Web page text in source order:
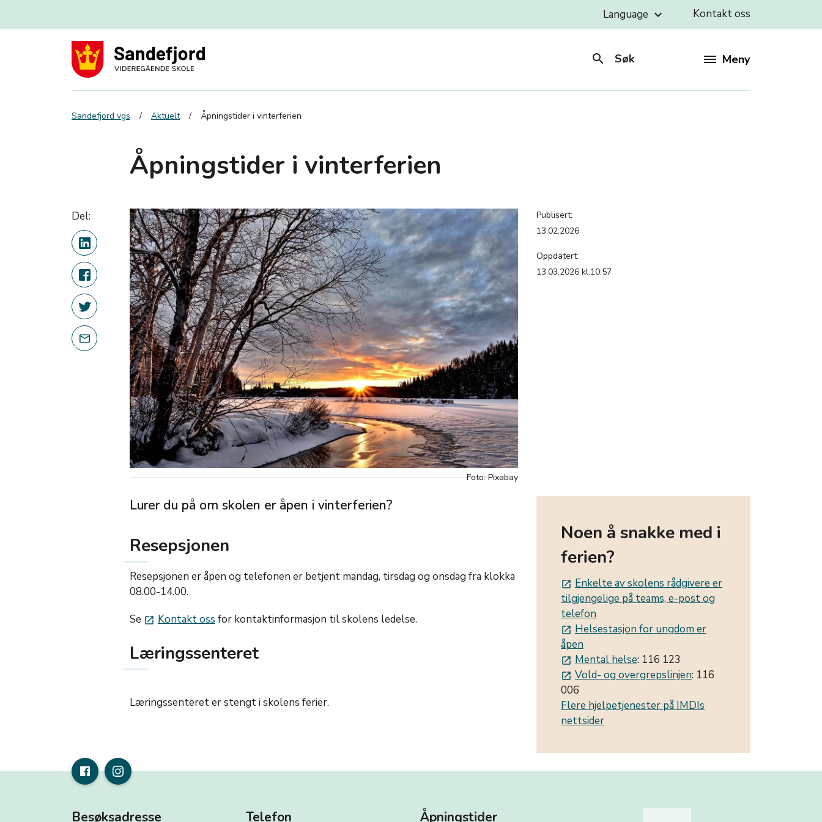
Language keyboard_arrow_down Kontakt oss
search Søk Meny
Sandefjord vgs Aktuelt Åpningstider i vinterferien
Åpningstider i vinterferien
Del:
Foto: Pixabay
Publisert:
13.02.2026
Oppdatert:
13.03.2026 kl.10:57
Lurer du på om skolen er åpen i vinterferien?
Resepsjonen
Resepsjonen er åpen og telefonen er betjent mandag, tirsdag og onsdag fra klokka
08.00-14.00.
Se launch Kontakt oss for kontaktinformasjon til skolens ledelse.
Læringssenteret
Læringssenteret er stengt i skolens ferier.
Noen å snakke med i
ferien?
launch Enkelte av skolens rådgivere er
tilgjengelige på teams, e-post og
telefon
launch Helsestasjon for ungdom er
åpen
launch Mental helse: 116 123
launch Vold- og overgrepslinjen: 116
006
Flere hjelpetjenester på IMDIs
nettsider
Besøksadresse Telefon Åpningstider